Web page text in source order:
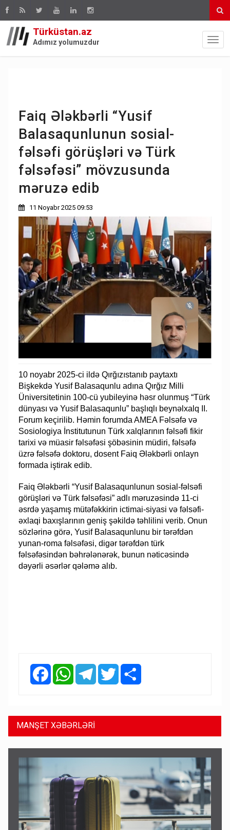
Türküstan.az
Adımız yolumuzdur
Faiq Ələkbərli “Yusif
Balasaqunlunun sosial-
fəlsəfi görüşləri və Türk
fəlsəfəsi” mövzusunda
məruzə edib
11 Noyabr 2025 09:53
10 noyabr 2025-ci ildə Qırğızıstanıb paytaxtı
Bişkekdə Yusif Balasaqunlu adına Qırğız Milli
Üniversitetinin 100-cü yubileyinə həsr olunmuş “Türk
dünyası və Yusif Balasaqunlu” başlıqlı beynəlxalq II.
Forum keçirilib. Həmin forumda AMEA Fəlsəfə və
Sosiologiya İnstitutunun Türk xalqlarının fəlsəfi fikir
tarixi və müasir fəlsəfəsi şöbəsinin müdiri, fəlsəfə
üzrə fəlsəfə doktoru, dosent Faiq Ələkbərli onlayn
formada iştirak edib.
Faiq Ələkbərli “Yusif Balasaqunlunun sosial-fəlsəfi
görüşləri və Türk fəlsəfəsi” adlı məruzəsində 11-ci
əsrdə yaşamış mütəfəkkirin ictimai-siyasi və fəlsəfi-
əxlaqi baxışlarının geniş şəkildə təhlilini verib. Onun
sözlərinə görə, Yusif Balasaqunlunu bir tərəfdən
yunan-roma fəlsəfəsi, digər tərəfdən türk
fəlsəfəsindən bəhrələnərək, bunun nəticəsində
dəyərli əsərlər qələmə alıb.
FacebookWhatsAppTelegramTwitter
MANŞET XƏBƏRLƏRİ